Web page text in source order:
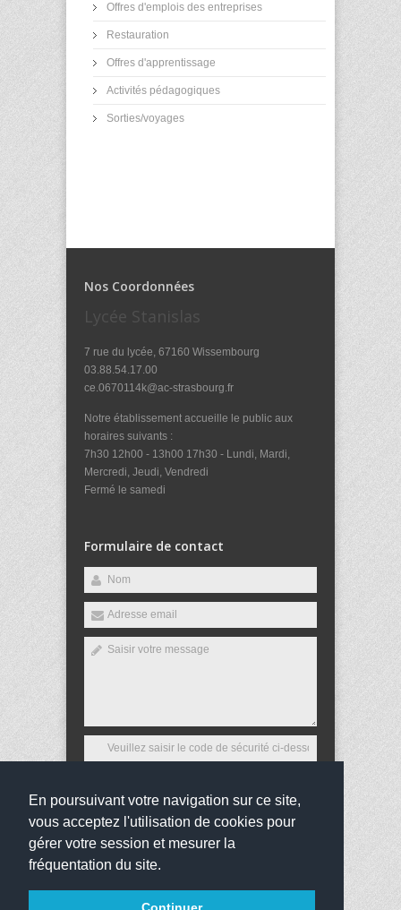
En poursuivant votre navigation sur ce site,
vous acceptez l'utilisation de cookies pour
gérer votre session et mesurer la
fréquentation du site.
Offres d'emplois des entreprises
Restauration
Offres d'apprentissage
Activités pédagogiques
Sorties/voyages
Nos Coordonnées
Lycée Stanislas
7 rue du lycée, 67160 Wissembourg
03.88.54.17.00
ce.0670114k@ac-strasbourg.fr
Notre établissement accueille le public aux
horaires suivants :
7h30 12h00 - 13h00 17h30 - Lundi, Mardi,
Mercredi, Jeudi, Vendredi
Fermé le samedi
Formulaire de contact
Envoyer